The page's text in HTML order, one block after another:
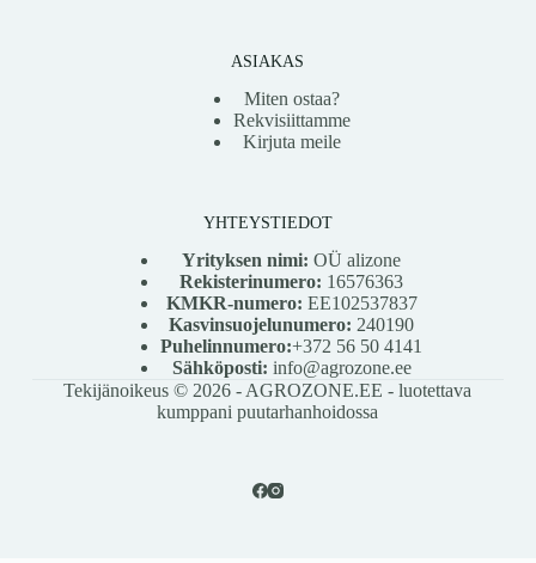
ASIAKAS
Miten ostaa?
Rekvisiittamme
Kirjuta meile
YHTEYSTIEDOT
Yrityksen nimi: OÜ alizone
Rekisterinumero: 16576363
KMKR-numero: EE102537837
Kasvinsuojelunumero: 240190
Puhelinnumero:+372 56 50 4141
Sähköposti: info@agrozone.ee
Tekijänoikeus © 2026 - AGROZONE.EE - luotettava
kumppani puutarhanhoidossa